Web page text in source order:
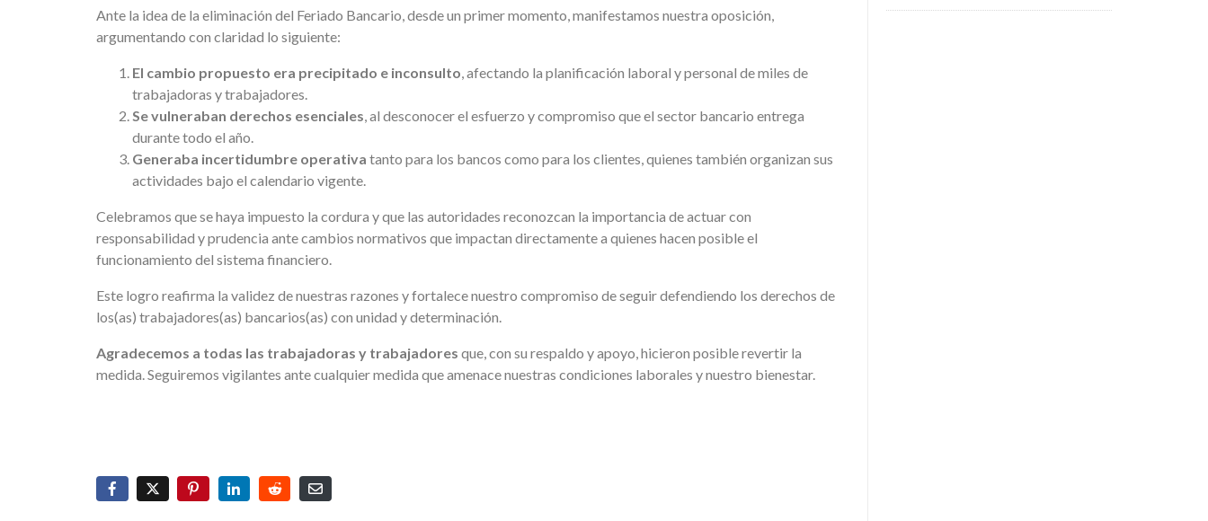
Ante la idea de la eliminación del Feriado Bancario, desde un primer momento, manifestamos nuestra oposición,
argumentando con claridad lo siguiente:
El cambio propuesto era precipitado e inconsulto, afectando la planificación laboral y personal de miles de
trabajadoras y trabajadores.
Se vulneraban derechos esenciales, al desconocer el esfuerzo y compromiso que el sector bancario entrega
durante todo el año.
Generaba incertidumbre operativa tanto para los bancos como para los clientes, quienes también organizan sus
actividades bajo el calendario vigente.
Celebramos que se haya impuesto la cordura y que las autoridades reconozcan la importancia de actuar con
responsabilidad y prudencia ante cambios normativos que impactan directamente a quienes hacen posible el
funcionamiento del sistema financiero.
Este logro reafirma la validez de nuestras razones y fortalece nuestro compromiso de seguir defendiendo los derechos de
los(as) trabajadores(as) bancarios(as) con unidad y determinación.
Agradecemos a todas las trabajadoras y trabajadores que, con su respaldo y apoyo, hicieron posible revertir la
medida. Seguiremos vigilantes ante cualquier medida que amenace nuestras condiciones laborales y nuestro bienestar.